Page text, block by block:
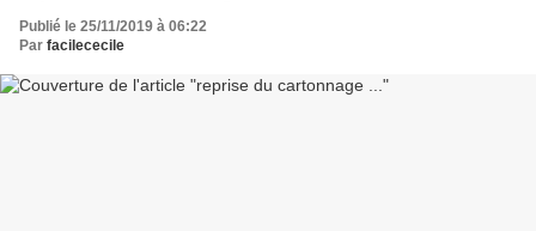
Publié le 25/11/2019 à 06:22
Par facilececile